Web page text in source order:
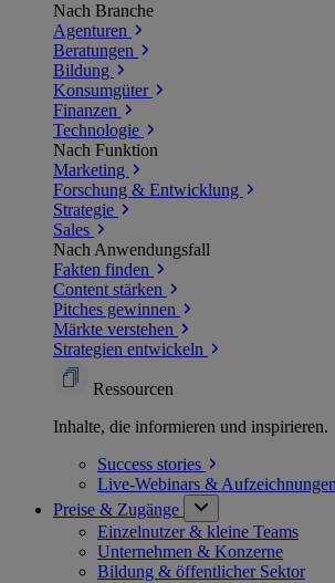
Nach Branche
Agenturen
Beratungen
Bildung
Konsumgüter
Finanzen
Technologie
Nach Funktion
Marketing
Forschung & Entwicklung
Strategie
Sales
Nach Anwendungsfall
Fakten finden
Content stärken
Pitches gewinnen
Märkte verstehen
Strategien entwickeln
Ressourcen
Inhalte, die informieren und inspirieren.
Success stories
Live-Webinars & Aufzeichnungen
Preise & Zugänge
Einzelnutzer & kleine Teams
Unternehmen & Konzerne
Bildung & öffentlicher Sektor